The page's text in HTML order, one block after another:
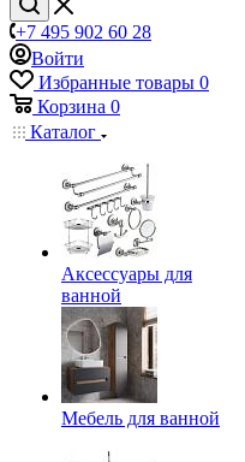
+7 495 902 60 28
Войти
Избранные товары 0
Корзина 0
Каталог
Аксессуары для
ванной
Мебель для ванной